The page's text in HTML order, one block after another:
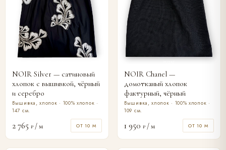
NOIR Silver — сатиновый
хлопок с вышивкой, чёрный
и серебро
Вышивка, хлопок · 100% хлопок ·
147 см.
2 765 ₽ / м ОТ 10 М
NOIR Chanel —
домотканый хлопок
фактурный, чёрный
Вышивка, хлопок · 100% хлопок ·
109 см.
1 950 ₽ / м ОТ 10 М